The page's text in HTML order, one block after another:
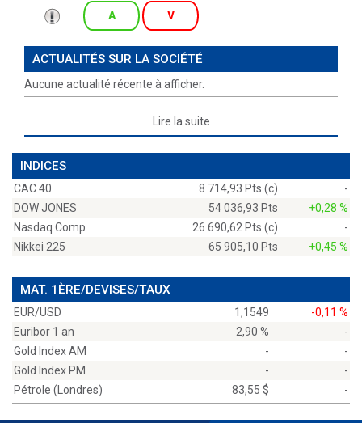
A V
ACTUALITÉS SUR LA SOCIÉTÉ
Aucune actualité récente à afficher.
Lire la suite
INDICES
CAC 40 8 714,93 Pts (c)
-
DOW JONES
54 036,93 Pts
+0,28 %
Nasdaq Comp
26 690,62 Pts (c)
-
Nikkei 225
65 905,10 Pts +0,45 %
MAT. 1ÈRE/DEVISES/TAUX
EUR/USD 1,1549
-0,11 %
Euribor 1 an
2,90 %
-
Gold Index AM
-
-
Gold Index PM
-
-
Pétrole (Londres)
83,55 $ -